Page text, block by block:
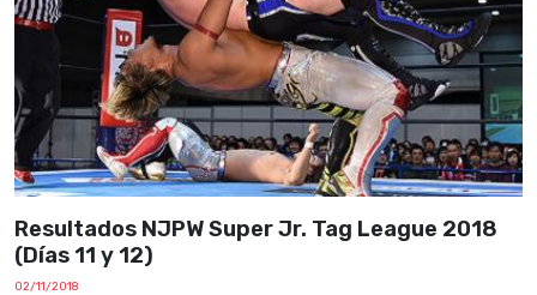
Resultados NJPW Super Jr. Tag League 2018
(Días 11 y 12)
02/11/2018